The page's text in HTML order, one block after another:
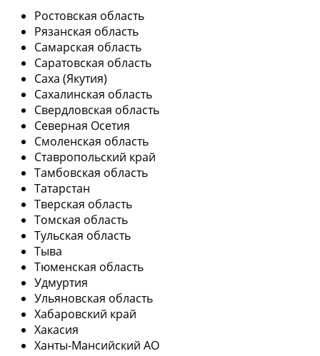
Ростовская область
Рязанская область
Самарская область
Саратовская область
Саха (Якутия)
Сахалинская область
Свердловская область
Северная Осетия
Смоленская область
Ставропольский край
Тамбовская область
Татарстан
Тверская область
Томская область
Тульская область
Тыва
Тюменская область
Удмуртия
Ульяновская область
Хабаровский край
Хакасия
Ханты-Мансийский АО